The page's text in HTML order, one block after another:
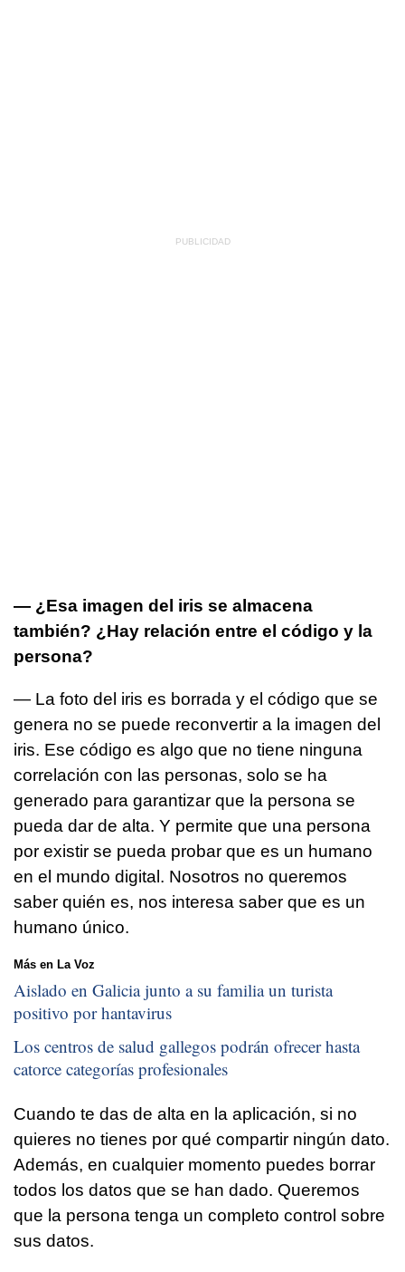
— ¿Esa imagen del iris se almacena
también? ¿Hay relación entre el código y la
persona?
— La foto del iris es borrada y el código que se
genera no se puede reconvertir a la imagen del
iris. Ese código es algo que no tiene ninguna
correlación con las personas, solo se ha
generado para garantizar que la persona se
pueda dar de alta. Y permite que una persona
por existir se pueda probar que es un humano
en el mundo digital. Nosotros no queremos
saber quién es, nos interesa saber que es un
humano único.
Más en La Voz
Aislado en Galicia junto a su familia un turista
positivo por hantavirus
Los centros de salud gallegos podrán ofrecer hasta
catorce categorías profesionales
Cuando te das de alta en la aplicación, si no
quieres no tienes por qué compartir ningún dato.
Además, en cualquier momento puedes borrar
todos los datos que se han dado. Queremos
que la persona tenga un completo control sobre
sus datos.